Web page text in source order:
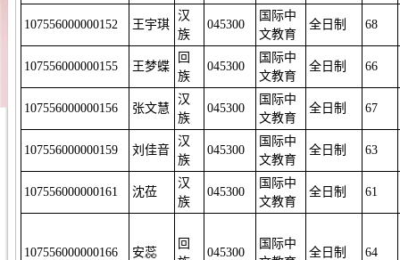
107556000000152 王宇琪
汉
族
045300
国际中
文教育
全日制 68
107556000000155 王梦蝶
回
族
045300
国际中
文教育
全日制 66
107556000000156 张文慧
汉
族
045300
国际中
文教育
全日制 67
107556000000159 刘佳音
汉
族
045300
国际中
文教育
全日制 63
107556000000161 沈莅
汉
族
045300
国际中
文教育
全日制 61
107556000000166 安蕊
回
045300
国际中
全日制 64